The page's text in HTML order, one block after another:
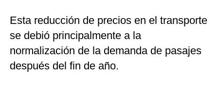
Esta reducción de precios en el transporte
se debió principalmente a la
normalización de la demanda de pasajes
después del fin de año.